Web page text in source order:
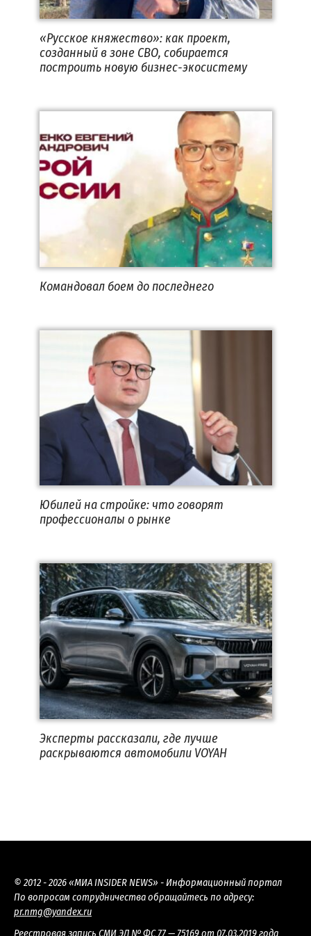
«Русское княжество»: как проект,
созданный в зоне СВО, собирается
построить новую бизнес-экосистему
Командовал боем до последнего
Юбилей на стройке: что говорят
профессионалы о рынке
Эксперты рассказали, где лучше
раскрываются автомобили VOYAH
© 2012 - 2026 «МИА INSIDER NEWS» - Информационный портал
По вопросам сотрудничества обращайтесь по адресу:
pr.nmg@yandex.ru
Реестровая запись СМИ ЭЛ № ФС 77 — 75169 от 07.03.2019 года